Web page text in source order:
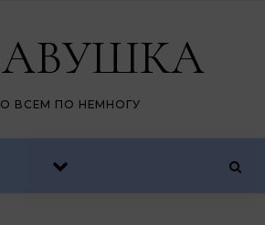
ВСЕМ ПО НЕМНОГУ